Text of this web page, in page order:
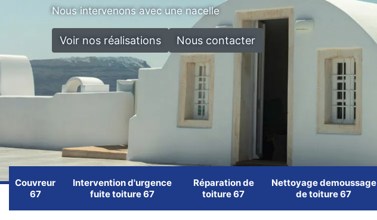
Nous intervenons avec une nacelle
Voir nos réalisations Nous contacter
Couvreur
67
Intervention d'urgence
fuite toiture 67
Réparation de
toiture 67
Nettoyage demoussage
de toiture 67